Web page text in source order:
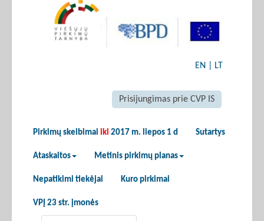
EN LT
Prisijungimas prie CVP IS
Pirkimų skelbimai iki 2017 m. liepos 1 d Sutartys
Ataskaitos Metinis pirkimų planas
Nepatikimi tiekėjai Kuro pirkimai
VPĮ 23 str. įmonės